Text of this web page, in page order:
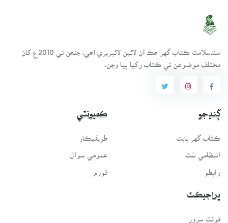
سنڌسلامت ڪتاب گهر ھڪ آن لائين لائبريري آھي، جنھن تي 2010ع کان
مختلف موضوعن تي ڪتاب رکيا پيا وڃن.
ڳنڍجو
ڪتاب گهر بابت
انتظامي سَٿ
رابطو
ڪميونٽي
طريقيڪار
عمومي سوال
فورم
پراجيڪٽ
فونٽ سرور